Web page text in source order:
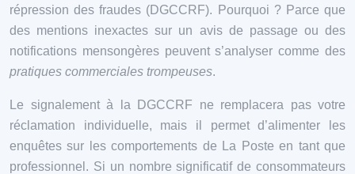
répression des fraudes (DGCCRF). Pourquoi ? Parce que
des mentions inexactes sur un avis de passage ou des
notifications mensongères peuvent s’analyser comme des
pratiques commerciales trompeuses.
Le signalement à la DGCCRF ne remplacera pas votre
réclamation individuelle, mais il permet d’alimenter les
enquêtes sur les comportements de La Poste en tant que
professionnel. Si un nombre significatif de consommateurs